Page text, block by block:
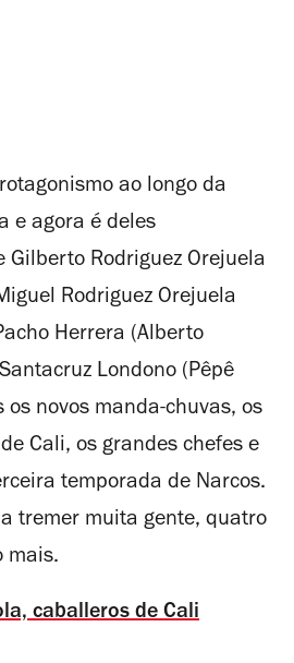
ao longo da
e agora é deles
Gilberto Rodriguez Orejuela
Rodriguez Orejuela
Herrera (Alberto
Londono (Pêpê
os novos manda-chuvas, os
Cali, os grandes chefes e
temporada de Narcos.
tremer muita gente, quatro
mais.
caballeros de Cali